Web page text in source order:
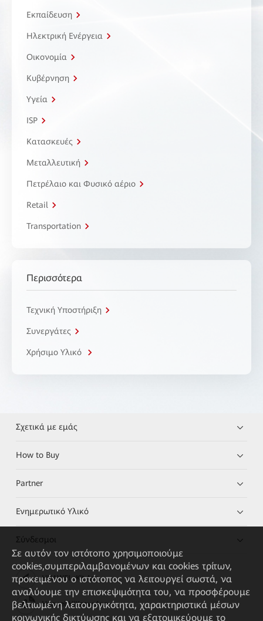
Εκπαίδευση
Ηλεκτρική Ενέργεια
Οικονομία
Κυβέρνηση
Υγεία
ISP
Κατασκευές
Μεταλλευτική
Πετρέλαιο και Φυσικό αέριο
Retail
Transportation
Περισσότερα
Τεχνική Υποστήριξη
Συνεργάτες
Χρήσιμο Υλικό
Σχετικά με εμάς
How to Buy
Partner
Ενημερωτικό Υλικό
Σύνδεσμοι
HUAWEI eKit App
Huawei HiKnow App
Σε αυτόν τον ιστότοπο χρησιμοποιούμε
cookies,συμπεριλαμβανομένων και cookies τρίτων,
προκειμένου ο ιστότοπος να λειτουργεί σωστά, να
αναλύουμε την επισκεψιμότητα του, να προσφέρουμε
βελτιωμένη λειτουργικότητα, χαρακτηριστικά μέσων
κοινωνικής δικτύωσης και να εξατομικεύουμε το